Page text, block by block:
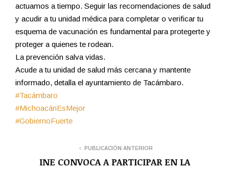
actuamos a tiempo. Seguir las recomendaciones de salud
y acudir a tu unidad médica para completar o verificar tu
esquema de vacunación es fundamental para protegerte y
proteger a quienes te rodean.
La prevención salva vidas.
Acude a tu unidad de salud más cercana y mantente
informado, detalla el ayuntamiento de Tacámbaro.
#Tacámbaro
#MichoacánEsMejor
#GobiernoFuerte
PUBLICACIÓN ANTERIOR
INE CONVOCA A PARTICIPAR EN LA